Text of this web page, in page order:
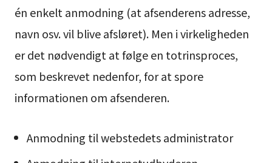
én enkelt anmodning (at afsenderens adresse,
navn osv. vil blive afsløret). Men i virkeligheden
er det nødvendigt at følge en totrinsproces,
som beskrevet nedenfor, for at spore
informationen om afsenderen.
Anmodning til webstedets administrator